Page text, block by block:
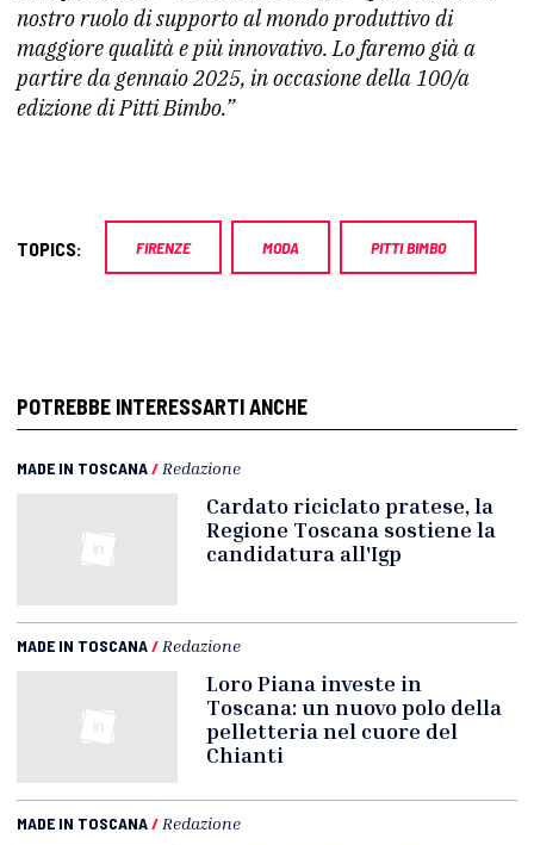
nostro ruolo di supporto al mondo produttivo di
maggiore qualità e più innovativo. Lo faremo già a
partire da gennaio 2025, in occasione della 100/a
edizione di Pitti Bimbo.”
TOPICS: FIRENZE MODA PITTI BIMBO
POTREBBE INTERESSARTI ANCHE
MADE IN TOSCANA/ Redazione
Cardato riciclato pratese, la
Regione Toscana sostiene la
candidatura all'Igp
MADE IN TOSCANA/ Redazione
Loro Piana investe in
Toscana: un nuovo polo della
pelletteria nel cuore del
Chianti
MADE IN TOSCANA/ Redazione